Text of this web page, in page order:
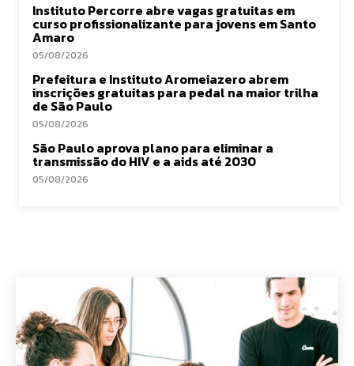
Instituto Percorre abre vagas gratuitas em
curso profissionalizante para jovens em Santo
Amaro
05/08/2026
Prefeitura e Instituto Aromeiazero abrem
inscrições gratuitas para pedal na maior trilha
de São Paulo
05/08/2026
São Paulo aprova plano para eliminar a
transmissão do HIV e a aids até 2030
05/08/2026